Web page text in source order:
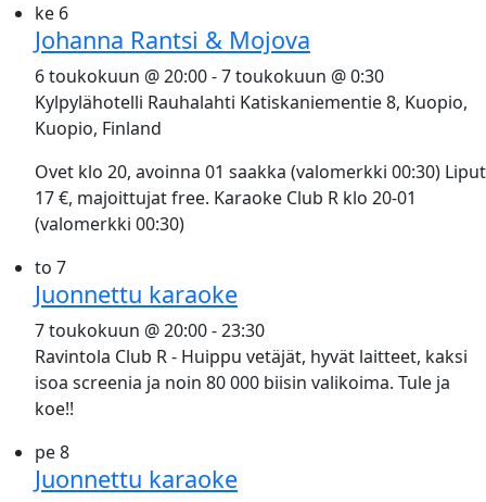
ke 6
Johanna Rantsi & Mojova
6 toukokuun @ 20:00-7 toukokuun @ 0:30
Kylpylähotelli Rauhalahti Katiskaniementie 8, Kuopio,
Kuopio, Finland
Ovet klo 20, avoinna 01 saakka (valomerkki 00:30) Liput
17 €, majoittujat free. Karaoke Club R klo 20-01
(valomerkki 00:30)
to 7
Juonnettu karaoke
7 toukokuun @ 20:00-23:30
Ravintola Club R - Huippu vetäjät, hyvät laitteet, kaksi
isoa screenia ja noin 80 000 biisin valikoima. Tule ja
koe!!
pe8
Juonnettu karaoke